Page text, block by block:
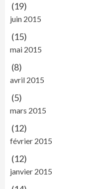
(19)
juin 2015
(15)
mai 2015
(8)
avril 2015
(5)
mars 2015
(12)
février 2015
(12)
janvier 2015